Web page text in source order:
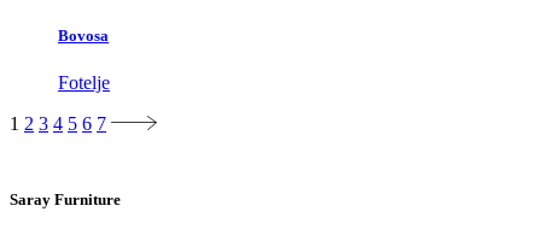
Bovosa
Fotelje
1 2 3 4 5 6 7
Saray Furniture